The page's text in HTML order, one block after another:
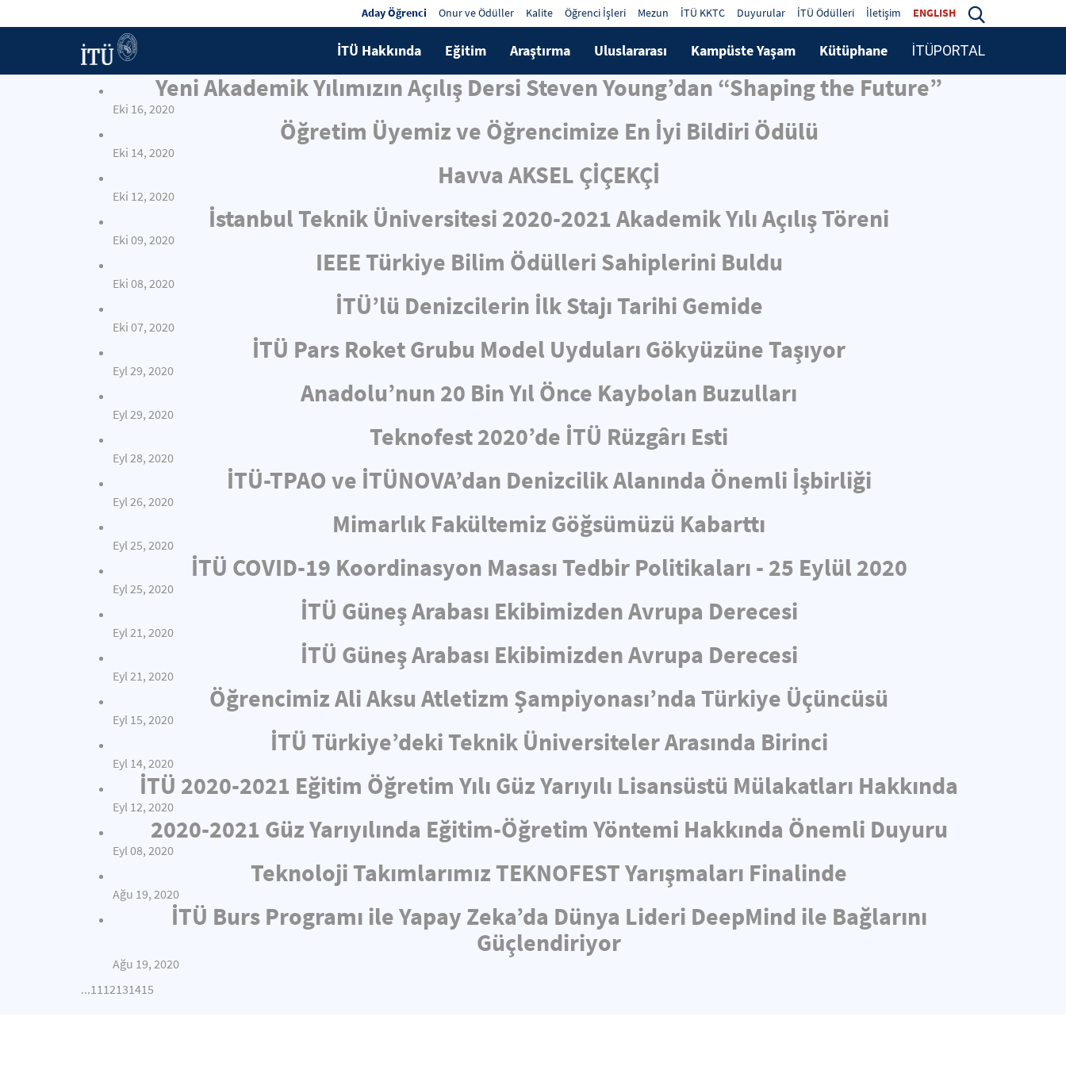
Aday Öğrenci Onur ve Ödüller Kalite Öğrenci İşleri Mezun İTÜ KKTC Duyurular İTÜ Ödülleri İletişim ENGLISH
İTÜ Hakkında Eğitim Araştırma Uluslararası Kampüste Yaşam Kütüphane İTÜPORTAL
Yeni Akademik Yılımızın Açılış Dersi Steven Young’dan “Shaping the Future”
Eki 16, 2020
Öğretim Üyemiz ve Öğrencimize En İyi Bildiri Ödülü
Eki 14, 2020
Havva AKSEL ÇİÇEKÇİ
Eki 12, 2020
İstanbul Teknik Üniversitesi 2020-2021 Akademik Yılı Açılış Töreni
Eki 09, 2020
IEEE Türkiye Bilim Ödülleri Sahiplerini Buldu
Eki 08, 2020
İTÜ’lü Denizcilerin İlk Stajı Tarihi Gemide
Eki 07, 2020
İTÜ Pars Roket Grubu Model Uyduları Gökyüzüne Taşıyor
Eyl 29, 2020
Anadolu’nun 20 Bin Yıl Önce Kaybolan Buzulları
Eyl 29, 2020
Teknofest 2020’de İTÜ Rüzgârı Esti
Eyl 28, 2020
İTÜ-TPAO ve İTÜNOVA’dan Denizcilik Alanında Önemli İşbirliği
Eyl 26, 2020
Mimarlık Fakültemiz Göğsümüzü Kabarttı
Eyl 25, 2020
İTÜ COVID-19 Koordinasyon Masası Tedbir Politikaları - 25 Eylül 2020
Eyl 25, 2020
İTÜ Güneş Arabası Ekibimizden Avrupa Derecesi
Eyl 21, 2020
İTÜ Güneş Arabası Ekibimizden Avrupa Derecesi
Eyl 21, 2020
Öğrencimiz Ali Aksu Atletizm Şampiyonası’nda Türkiye Üçüncüsü
Eyl 15, 2020
İTÜ Türkiye’deki Teknik Üniversiteler Arasında Birinci
Eyl 14, 2020
İTÜ 2020-2021 Eğitim Öğretim Yılı Güz Yarıyılı Lisansüstü Mülakatları Hakkında
Eyl 12, 2020
2020-2021 Güz Yarıyılında Eğitim-Öğretim Yöntemi Hakkında Önemli Duyuru
Eyl 08, 2020
Teknoloji Takımlarımız TEKNOFEST Yarışmaları Finalinde
Ağu 19, 2020
İTÜ Burs Programı ile Yapay Zeka’da Dünya Lideri DeepMind ile Bağlarını
Güçlendiriyor
Ağu 19, 2020
...1112131415